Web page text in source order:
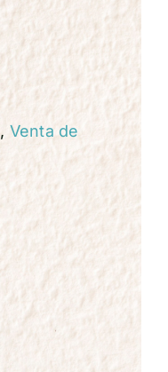
, Venta de